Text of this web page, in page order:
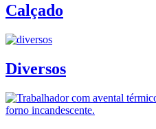
Calçado
Diversos